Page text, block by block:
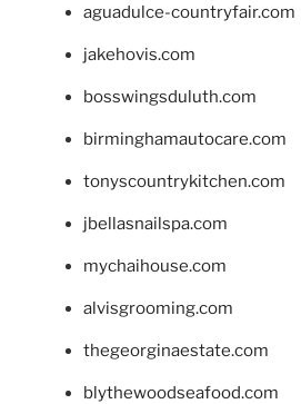
aguadulce-countryfair.com
jakehovis.com
bosswingsduluth.com
birminghamautocare.com
tonyscountrykitchen.com
jbellasnailspa.com
mychaihouse.com
alvisgrooming.com
thegeorginaestate.com
blythewoodseafood.com